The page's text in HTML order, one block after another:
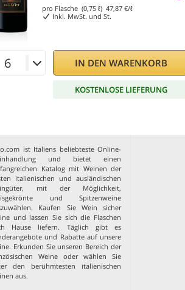
pro Flasche (0,75 ℓ) 47,87 €/ℓ
Inkl. MwSt. und St.
IN DEN WARENKORB
KOSTENLOSE LIEFERUNG
ist Italiens beliebteste Online-
und bietet einen
Katalog mit Weinen der
italienischen und ausländischen
mit der Möglichkeit,
und Spitzenweine
Kaufen Sie Wein sicher
und lassen Sie sich die Flaschen
Hause liefern. Täglich gibt es
und Rabatte auf unsere
Erkunden Sie unseren Bereich der
Weine oder wählen Sie
den berühmtesten italienischen
aus.